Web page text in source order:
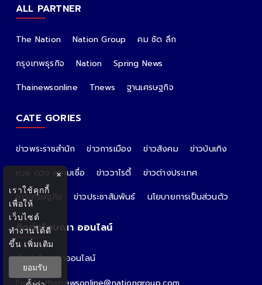
ALL PARTNER
The Nation Nation Group
คม ชัด ลึก
กรุงเทพธุรกิจ
Nation
Spring News
Thainewsonline
Tnews ฐานเศรษฐกิจ
CATE GORIES
ข่าวพระราชสำนัก ข่าวการเมือง ข่าวสังคม
ข่าวบันเทิง
หวย ดวง ความเชื่อ
ข่าววาไรตี้
ข่าวต่างประเทศ
ข่าวเศรษฐกิจ
ข่าวประชาสัมพันธ์ นโยบายการเป็นส่วนตัว
ติดต่อโฆษณา ออนไลน์
ติดต่อโฆษณาออนไลน์
คุณอ้อ
×
เราใช้คุกกี้
เพื่อให้
เว็บไซต์
ทำงานได้ดี
ขึ้น เพิ่มเติม
ยอมรับ